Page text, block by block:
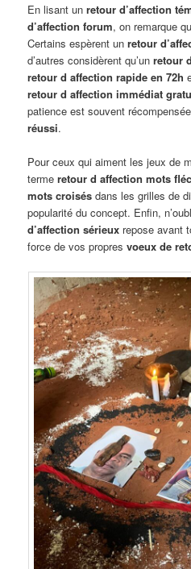
En lisant unretour d’affection
d’affection forum, on remarque
Certains espèrent unretour
d’autres considèrent qu’unretour
retour d affection rapide en 72h
retour d affection immédiat
patience est souvent
réussi.
Pour ceux qui aiment les jeux de
termeretour d affection mots
mots croisés dans les grilles de
popularité du concept. Enfin,
d’affection sérieux repose avant
force de vos propresvoeux de